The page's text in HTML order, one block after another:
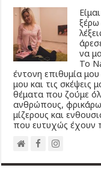
να
Το
έντονη επιθυμία
μου και τις σκέψεις
θέματα που ζούμε
ανθρώπους,
μίζερους και
που ευτυχώς έχουν